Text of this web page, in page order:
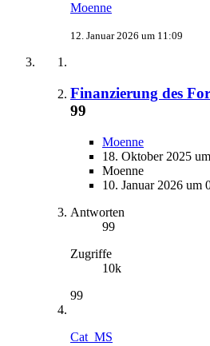
Moenne
12. Januar 2026 um 11:09
Finanzierung des
99
Moenne
18. Oktober 2025
Moenne
10. Januar 2026 um
Antworten
99
Zugriffe
10k
99
Cat_MS